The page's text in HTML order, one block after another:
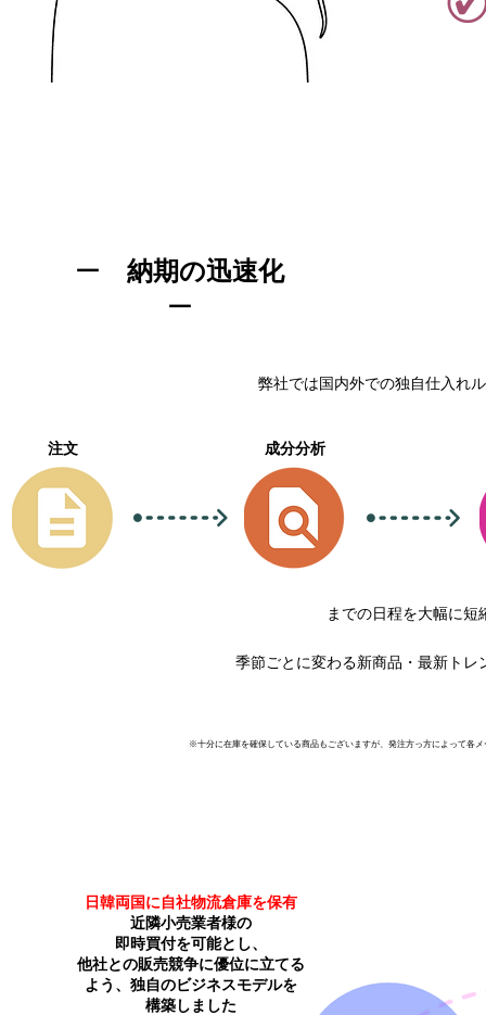
ー 納期の迅速化
ー
弊社では国内外での独自仕入れ
​注文 成分分析
までの日程を大幅に
季節ごとに変わる新商品・最新トレ
​※十分に在庫を確保している商品もございますが、発注方っ方によって各
​日韓両国に自社物流倉庫を保有
近隣小売業者様の
即時買付を可能とし、
他社との販売競争に優位に立てる
よう、独自のビジネスモデルを
構築しました